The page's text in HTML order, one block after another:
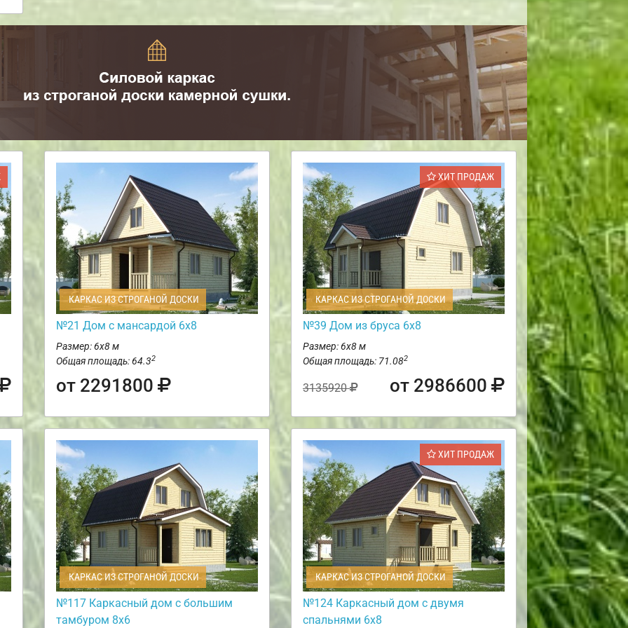
КАРКАС ИЗ СТРОГАНОЙ ДОСКИ
№21 Дом с мансардой 6х8
Размер: 6х8 м
Общая площадь: 64.32
от 2291800
ХИТ ПРОДАЖ
КАРКАС ИЗ СТРОГАНОЙ ДОСКИ
№39 Дом из бруса 6х8
Размер: 6х8 м
Общая площадь: 71.082
3135920 от 2986600
КАРКАС ИЗ СТРОГАНОЙ ДОСКИ
№117 Каркасный дом с большим
тамбуром 8х6
ХИТ ПРОДАЖ
КАРКАС ИЗ СТРОГАНОЙ ДОСКИ
№124 Каркасный дом с двумя
спальнями 6х8